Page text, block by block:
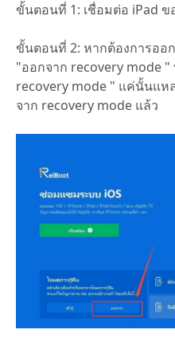
ขั้นตอนที่ 1: เชื่อมต่อ iPad
ขั้นตอนที่ 2: หากต้องการออ
"ออกจาก recovery mode "
recovery mode " แค่นั้นแ
จาก recovery mode แล้ว